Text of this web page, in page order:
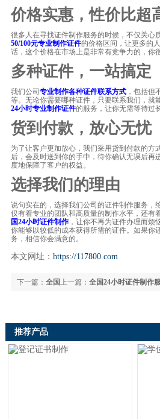
价格实惠，性价比超
很多人在寻找证件制作服务的时候，不仅关心
50/100元专业制作证件的价格区间，让更多的
话，这个价格在市场上是非常有竞争力的，你
多种证件，一站搞定
我们公司专业制作各种证件联系方式，包括但
等。无论你需要哪种证件，只要联系我们，就
24小时专业制作证件的服务，让你无需等待过
货到付款，放心无忧
为了让客户更加放心，我们采用货到付款的方式
后，会及时送到你的手中，待你确认无误后再
度地保障了客户的权益。
选择我们的理由
说句实在的，选择我们公司的证件制作服务，
仅有着专业的团队和高质量的制作水平，还有
国24小时证件制作，让你不再为证件办理而烦恼
你能够以较低的成本获得所需的证件。如果你
务，相信你会满意的。
本文网址： https://117800.com
上一篇：全国24小时证件制作
下一篇： 全国
推荐产品